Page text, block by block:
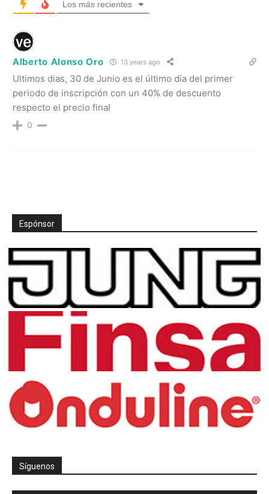
Los más recientes
Alberto Alonso Oro 13 years ago
Ultimos dias, 30 de Junio es el último día del primer
periodo de inscripción con un 40% de descuento
respecto el precio final
0
Espónsor
Síguenos